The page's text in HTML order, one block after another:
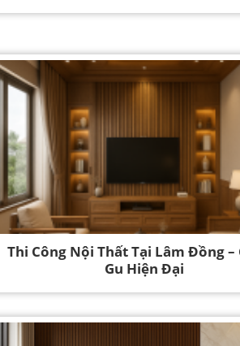
Thi Công Nội Thất Tại Lâm Đồng –
Gu Hiện Đại